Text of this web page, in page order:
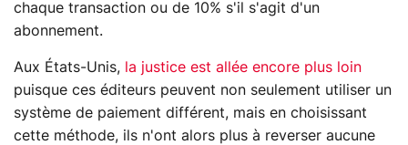
chaque transaction ou de 10% s'il s'agit d'un
abonnement.
Aux États-Unis, la justice est allée encore plus loin
puisque ces éditeurs peuvent non seulement utiliser un
système de paiement différent, mais en choisissant
cette méthode, ils n'ont alors plus à reverser aucune